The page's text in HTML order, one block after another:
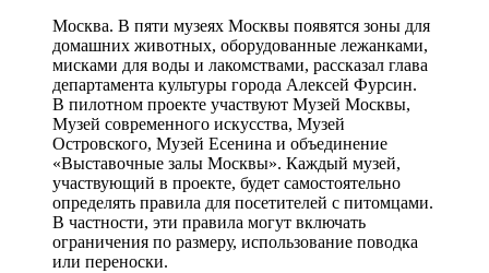
Москва. В пяти музеях Москвы появятся зоны для
домашних животных, оборудованные лежанками,
мисками для воды и лакомствами, рассказал глава
департамента культуры города Алексей Фурсин.
В пилотном проекте участвуют Музей Москвы,
Музей современного искусства, Музей
Островского, Музей Есенина и объединение
«Выставочные залы Москвы». Каждый музей,
участвующий в проекте, будет самостоятельно
определять правила для посетителей с питомцами.
В частности, эти правила могут включать
ограничения по размеру, использование поводка
или переноски.